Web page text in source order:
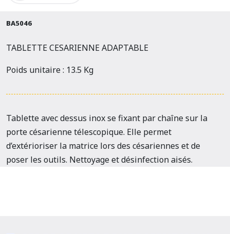
BA5046
TABLETTE CESARIENNE ADAPTABLE
Poids unitaire : 13.5 Kg
Tablette avec dessus inox se fixant par chaîne sur la
porte césarienne télescopique. Elle permet
d’extérioriser la matrice lors des césariennes et de
poser les outils. Nettoyage et désinfection aisés.